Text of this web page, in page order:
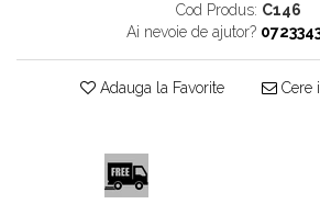
Cod Produs: C146
Ai nevoie de ajutor?
Adauga la Favorite Cere